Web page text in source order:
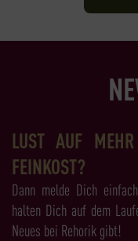
LUST AUF
FEINKOST?
Dann melde Dich
halten Dich auf dem
Neues bei Rehorik gibt!